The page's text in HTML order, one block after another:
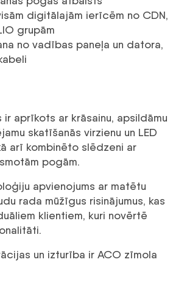
digitālajām ierīcēm no CDN,
grupām
no vadības paneļa un datora,
aprīkots ar krāsainu, apsildāmu
skatīšanās virzienu un LED
arī kombinēto slēdzeni ar
pogām.
apvienojums ar matētu
rada mūžīgus risinājumus, kas
klientiem, kuri novērtē
un izturība ir ACO zīmola